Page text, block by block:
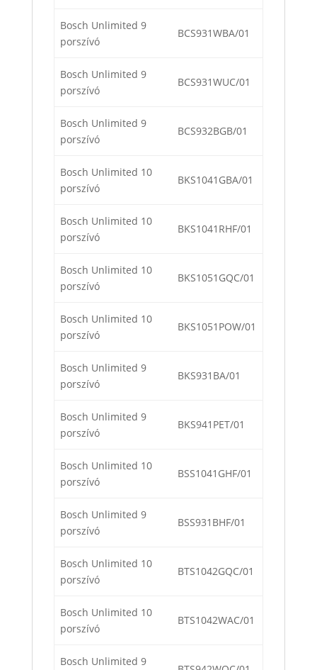
Bosch Unlimited 9
porszívó
BCS931WBA/01
Bosch Unlimited 9
porszívó
BCS931WUC/01
Bosch Unlimited 9
porszívó
BCS932BGB/01
Bosch Unlimited 10
porszívó
BKS1041GBA/01
Bosch Unlimited 10
porszívó
BKS1041RHF/01
Bosch Unlimited 10
porszívó
BKS1051GQC/01
Bosch Unlimited 10
porszívó
BKS1051POW/01
Bosch Unlimited 9
porszívó
BKS931BA/01
Bosch Unlimited 9
porszívó
BKS941PET/01
Bosch Unlimited 10
porszívó
BSS1041GHF/01
Bosch Unlimited 9
porszívó
BSS931BHF/01
Bosch Unlimited 10
porszívó
BTS1042GQC/01
Bosch Unlimited 10
porszívó
BTS1042WAC/01
Bosch Unlimited 9